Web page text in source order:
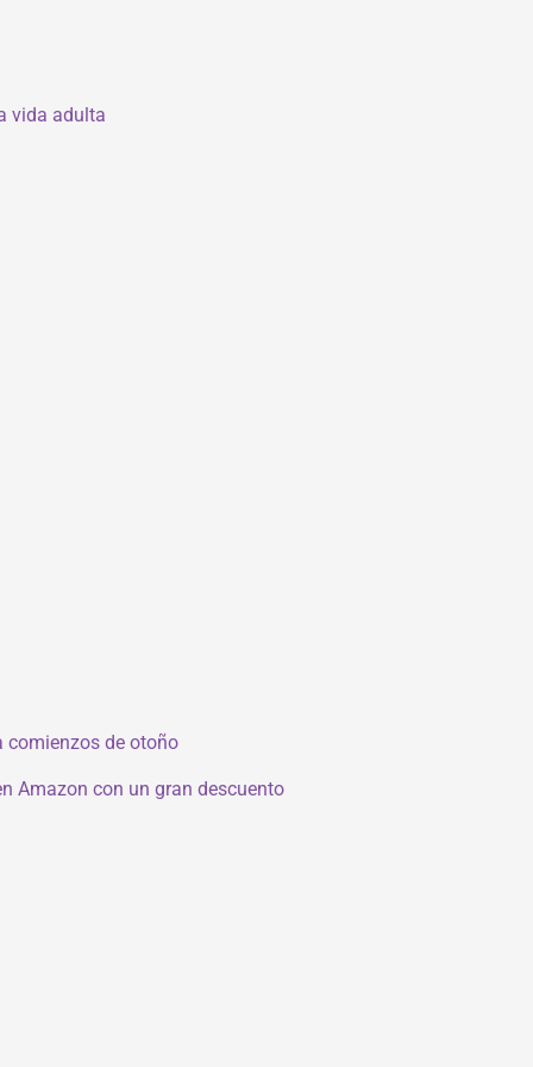
vida adulta
comienzos de otoño
Amazon con un gran descuento